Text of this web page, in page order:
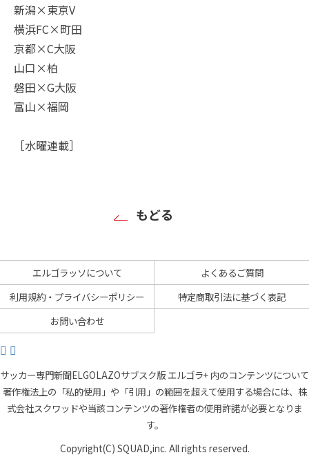
新潟×東京V
横浜FC×町田
京都×C大阪
山口×柏
磐田×G大阪
富山×福岡
［水曜連載］
もどる
エルゴラッソについて
よくあるご質問
利用規約・プライバシーポリシー
特定商取引法に基づく表記
お問い合わせ
サッカー専門新聞ELGOLAZOサブスク版 エルゴラ+ 内のコンテンツについて
著作権法上の「私的使用」や「引用」の範囲を超えて使用する場合には、株
式会社スクワッドや当該コンテンツの著作権者の使用許諾が必要となりま
す。
Copyright(C) SQUAD,inc. All rights reserved.